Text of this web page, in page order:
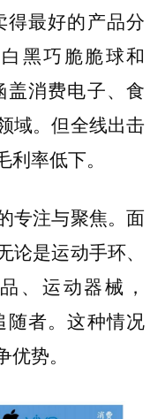
得最好的产品分
黑巧脆脆球和
盖消费电子、食
域。但全线出击
率低下。
专注与聚焦。面
是运动手环、
、运动器械，
随者。这种情况
势。